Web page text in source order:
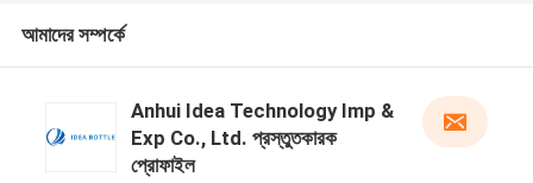
আমাদের সম্পর্কে
Anhui Idea Technology Imp &
Exp Co., Ltd. প্রস্তুতকারক
প্রোফাইল